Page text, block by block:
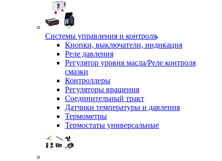
Системы управления и контроля
Кнопки, выключатели, индикация
Реле давления
Регулятор уровня масла/Реле контроля
смазки
Контроллеры
Регуляторы вращения
Соединительный тракт
Датчики температуры и давления
Термометры
Термостаты универсальные